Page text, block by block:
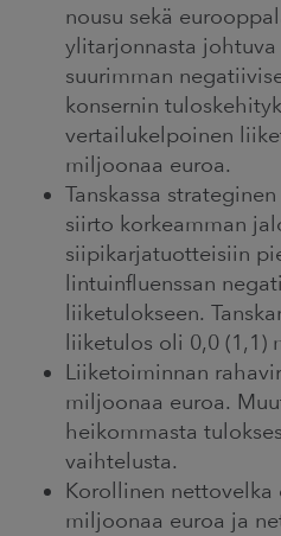
nousu sekä
ylitarjonnasta
suurimman
konsernin
vertailukelpoinen
miljoonaa euroa.
Tanskassa
siirto korkeamman
siipikarjatuotteisiin
lintuinfluenssan
liiketulokseen.
liiketulos oli 0,0 (1,1)
Liiketoiminnan
miljoonaa euroa.
heikommasta
vaihtelusta.
Korollinen nettovelka
miljoonaa euroa ja